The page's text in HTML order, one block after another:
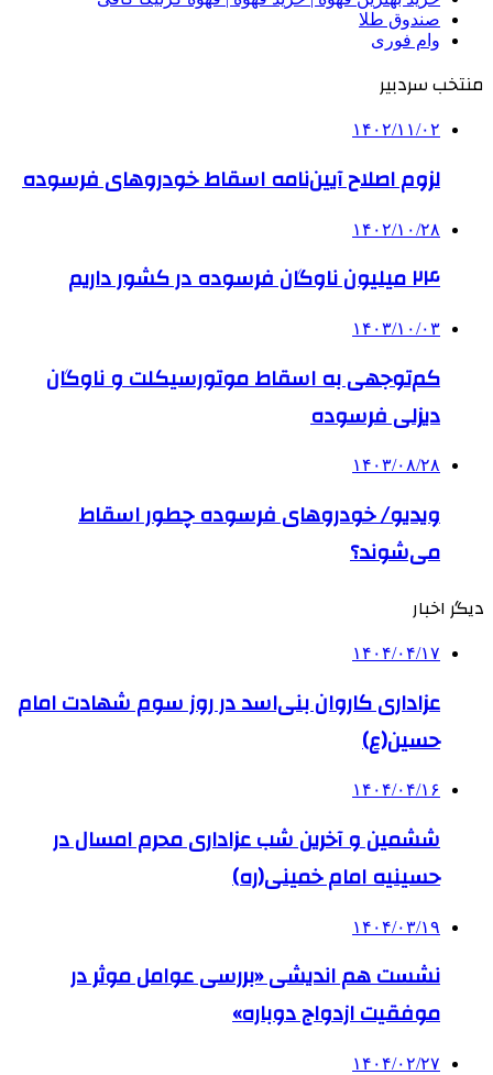
صندوق طلا
وام فوری
منتخب سردبیر
۱۴۰۲/۱۱/۰۲
لزوم اصلاح آیین‌نامه اسقاط خودروهای فرسوده
۱۴۰۲/۱۰/۲۸
۲۴ میلیون ناوگان فرسوده در کشور داریم
۱۴۰۳/۱۰/۰۳
کم‌توجهی به اسقاط موتورسیکلت و ناوگان
دیزلی فرسوده
۱۴۰۳/۰۸/۲۸
ویدیو/ خودروهای فرسوده چطور اسقاط
می‌شوند؟
دیگر اخبار
۱۴۰۴/۰۴/۱۷
عزاداری کاروان بنی‌اسد در روز سوم شهادت امام
حسین(ع)
۱۴۰۴/۰۴/۱۶
ششمین و آخرین شب عزاداری محرم امسال در
حسینیه امام خمینی(ره)
۱۴۰۴/۰۳/۱۹
نشست هم اندیشی «بررسی عوامل موثر در
موفقیت ازدواج دوباره»
۱۴۰۴/۰۲/۲۷